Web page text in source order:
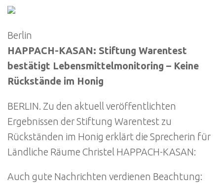
Berlin
HAPPACH-KASAN: Stiftung Warentest
bestätigt Lebensmittelmonitoring – Keine
Rückstände im Honig
BERLIN. Zu den aktuell veröffentlichten
Ergebnissen der Stiftung Warentest zu
Rückständen im Honig erklärt die Sprecherin für
Ländliche Räume Christel HAPPACH-KASAN:
Auch gute Nachrichten verdienen Beachtung: